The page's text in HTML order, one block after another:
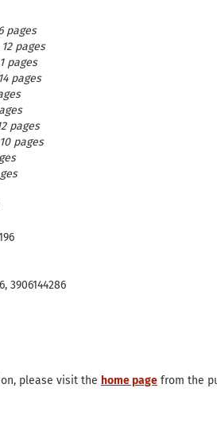
pages
pages
pages
pages
pages
pages
3906144286
please visit the home page from the